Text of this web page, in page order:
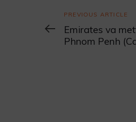
Previous
Article
PREVIOUS ARTICLE
Emirates va
Phnom Penh